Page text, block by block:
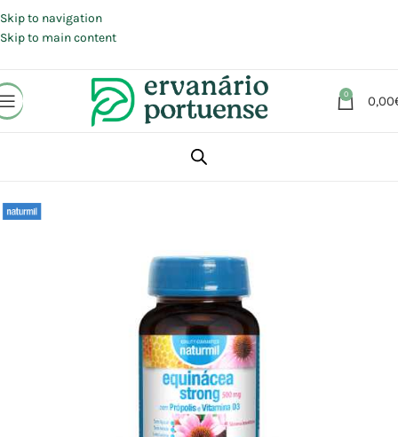
Skip to navigation
Skip to main content
0 0,00
Suplementos alimentares